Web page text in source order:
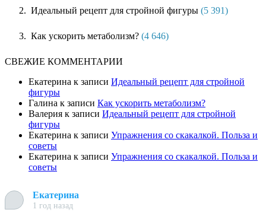
Идеальный рецепт для стройной фигуры (5 391)
Как ускорить метаболизм? (4 646)
СВЕЖИЕ КОММЕНТАРИИ
Екатерина к записи Идеальный рецепт для стройной
фигуры
Галина к записи Как ускорить метаболизм?
Валерия к записи Идеальный рецепт для стройной
фигуры
Екатерина к записи Упражнения со скакалкой. Польза и
советы
Екатерина к записи Упражнения со скакалкой. Польза и
советы
Екатерина
1 год назад